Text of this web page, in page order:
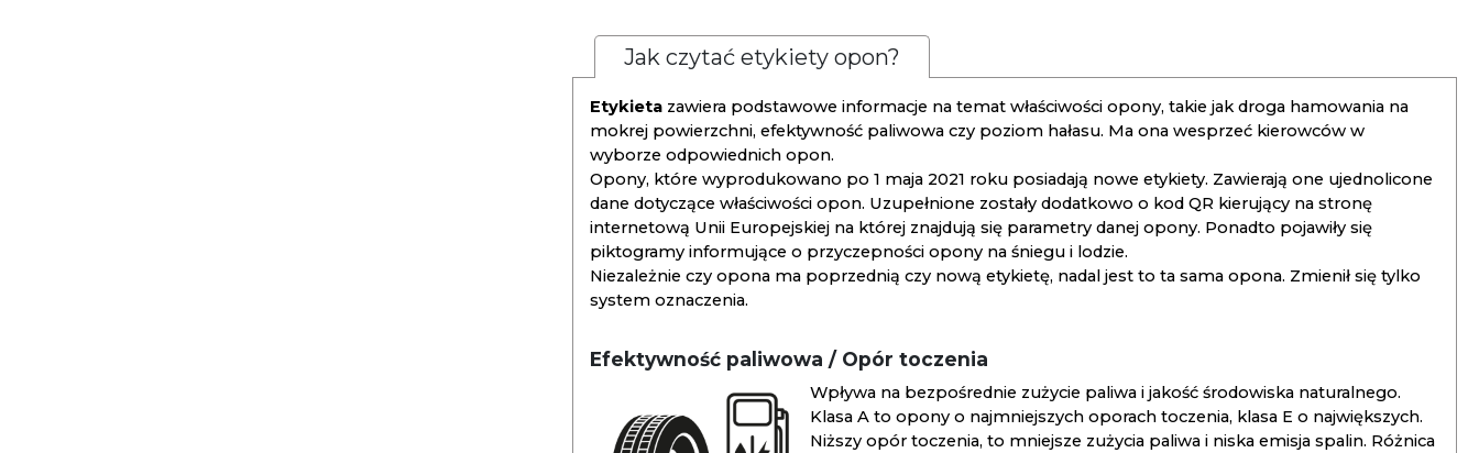
Jak czytać etykiety opon?
Etykieta zawiera podstawowe informacje na temat właściwości opony, takie jak droga hamowania na
mokrej powierzchni, efektywność paliwowa czy poziom hałasu. Ma ona wesprzeć kierowców w
wyborze odpowiednich opon.
Opony, które wyprodukowano po 1 maja 2021 roku posiadają nowe etykiety. Zawierają one ujednolicone
dane dotyczące właściwości opon. Uzupełnione zostały dodatkowo o kod QR kierujący na stronę
internetową Unii Europejskiej na której znajdują się parametry danej opony. Ponadto pojawiły się
piktogramy informujące o przyczepności opony na śniegu i lodzie.
Niezależnie czy opona ma poprzednią czy nową etykietę, nadal jest to ta sama opona. Zmienił się tylko
system oznaczenia.
Efektywność paliwowa / Opór toczenia
Wpływa na bezpośrednie zużycie paliwa i jakość środowiska naturalnego.
Klasa A to opony o najmniejszych oporach toczenia, klasa E o największych.
Niższy opór toczenia, to mniejsze zużycia paliwa i niska emisja spalin. Różnica